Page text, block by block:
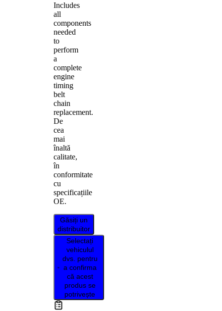
Includes
all
components
needed
to
perform
a
complete
engine
timing
belt
chain
replacement.
De
cea
mai
înaltă
calitate,
în
conformitate
cu
specificațiile
OE.
Găsiți un
distribuitor
Selectați
vehiculul
dvs. pentru
a confirma
că acest
produs se
potrivește